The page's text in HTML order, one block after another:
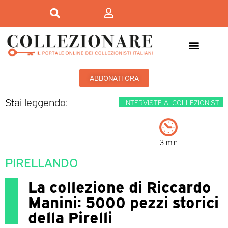
ABBONATI ORA
Stai leggendo: INTERVISTE AI COLLEZIONISTI
3 min
PIRELLANDO
La collezione di Riccardo
Manini: 5000 pezzi storici
della Pirelli